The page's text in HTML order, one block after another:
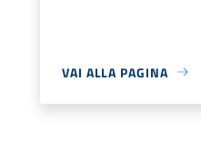
VAI ALLA PAGINA